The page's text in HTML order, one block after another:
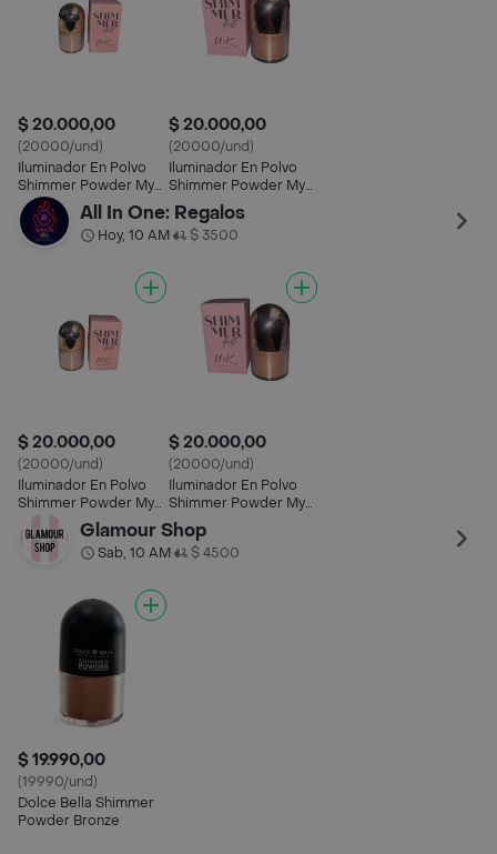
$ 20.000,00
(20000/und)
Iluminador En Polvo
Shimmer Powder Myk
Cosmetics Tono 02
$ 20.000,00
(20000/und)
Iluminador En Polvo
Shimmer Powder Myk
Cosmetics Tono 01
All In One: Regalos
Hoy, 10 AM• $ 3500
$ 20.000,00
(20000/und)
Iluminador En Polvo
Shimmer Powder Myk
Cosmetics Tono 02
$ 20.000,00
(20000/und)
Iluminador En Polvo
Shimmer Powder Myk
Cosmetics Tono 01
Glamour Shop
Sab, 10 AM• $ 4500
$ 19.990,00
(19990/und)
Dolce Bella Shimmer
Powder Bronze